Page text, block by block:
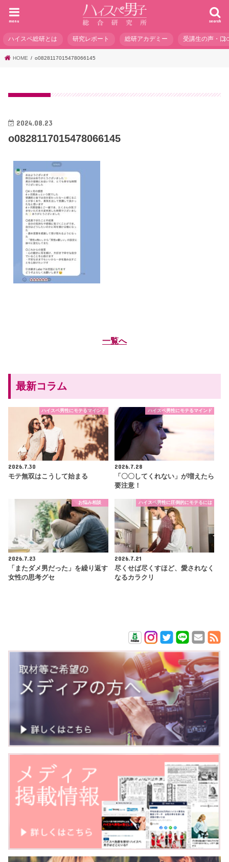
search
menu
ハイスペ総研とは 研究レポート 総研アカデミー 受講生の声・口
HOME o0828117015478066145
2024.08.23
o0828117015478066145
一覧へ
最新コラム
ハイスペ男性にモテるマインド
2026.7.30
モテ無双はこうして始まる
ハイスペ男性にモテるマインド
2026.7.28
「〇〇してくれない」が増えたら
要注意！
お悩み相談
2026.7.23
「またダメ男だった」を繰り返す
女性の思考グセ
ハイスペ男性に圧倒的にモテるには
2026.7.21
尽くせば尽くすほど、愛されなく
なるカラクリ